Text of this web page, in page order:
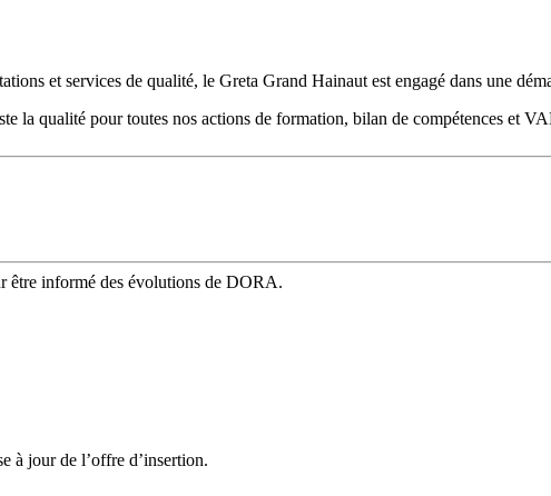
et services de qualité, le Greta Grand Hainaut est engagé dans une
la qualité pour toutes nos actions de formation, bilan de compétences et
être informé des évolutions de DORA.
à jour de l’offre d’insertion.